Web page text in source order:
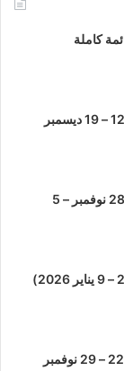
نشرة أخبار الأنمي الأسبوعية (12 – 19 ديسمبر
نشرة أخبار الأنمي الأسبوعية (28 نوفمبر – 5
نشرة أخبار المانجا الأسبوعية (22 – 29 نوفمبر